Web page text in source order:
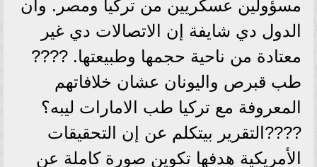
مسؤولين عسكريين من تركيا ومصر. وان
الدول دي شايفة إن الاتصالات دي غير
معتادة من ناحية حجمها وطبيعتها. ????
طب قبرص واليونان عشان خلافاتهم
المعروفة مع تركيا طب الامارات ليبه؟
????التقرير بيتكلم عن إن التحقيقات
الأمريكية هدفها تكوين صورة كاملة عن